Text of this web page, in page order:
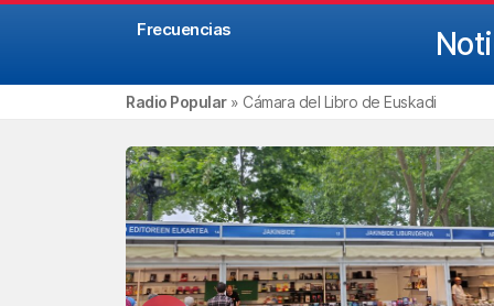
Frecuencias
Radio Popular» Cámara del Libro de Euskadi